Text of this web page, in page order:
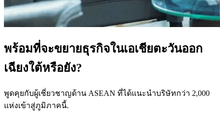
พร้อมที่จะขยายธุรกิจในเอเชียตะวันออก
เฉียงใต้หรือยัง?
พูดคุยกับผู้เชี่ยวชาญด้าน ASEAN ที่ได้แนะนำบริษัทกว่า 2,000
แห่งเข้าสู่ภูมิภาคนี้.